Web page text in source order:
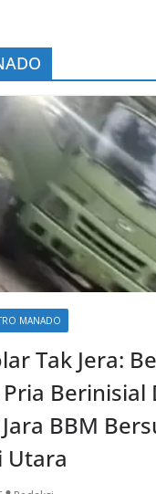
MANADO
Tak Jera:
Berinisial
BBM
Utara